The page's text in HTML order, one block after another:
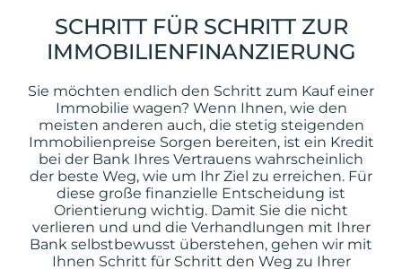
SCHRITT FÜR SCHRITT ZUR
IMMOBILIENFINANZIERUNG
Sie möchten endlich den Schritt zum Kauf einer
Immobilie wagen? Wenn Ihnen, wie den
meisten anderen auch, die stetig steigenden
Immobilienpreise Sorgen bereiten, ist ein Kredit
bei der Bank Ihres Vertrauens wahrscheinlich
der beste Weg, wie um Ihr Ziel zu erreichen. Für
diese große finanzielle Entscheidung ist
Orientierung wichtig. Damit Sie die nicht
verlieren und und die Verhandlungen mit Ihrer
Bank selbstbewusst überstehen, gehen wir mit
Ihnen Schritt für Schritt den Weg zu Ihrer